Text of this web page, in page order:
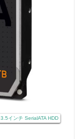
3.5インチ SerialATA HDD